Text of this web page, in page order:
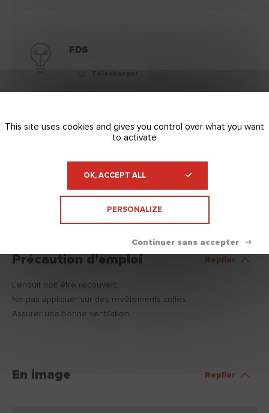
FDS
Supports
plâtre, béton, béton cellulaire, ciment et ancien fond peint.
Précaution d'emploi Replier
L’enduit doit être recouvert.
Ne pas appliquer sur des revêtements collés.
Assurer une bonne ventilation.
En image Replier
This site uses cookies and gives you control over what you want
to activate
OK, ACCEPT ALL
PERSONALIZE